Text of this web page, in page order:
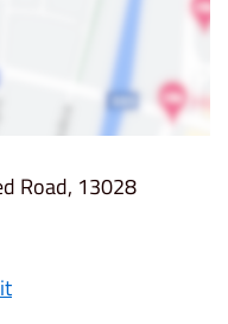
Road, 13028